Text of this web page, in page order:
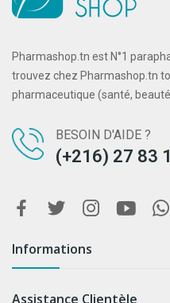
Pharmashop.tn est N°1
trouvez chez Pharmashop.tn
pharmaceutique (santé,
BESOIN D'AIDE ?
(+216) 27 83
Informations
Assistance Clientèle